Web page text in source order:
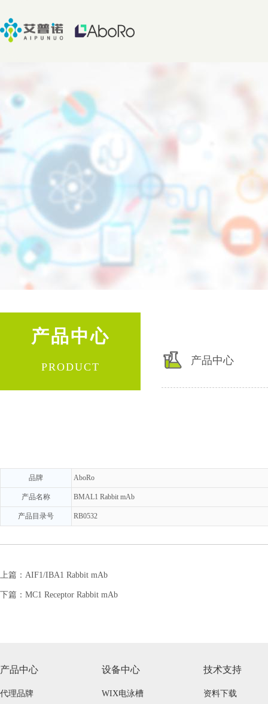
产品中心
PRODUCT
产品中心
品牌 AboRo
产品名称 BMAL1 Rabbit mAb
产品目录号 RB0532
上篇： AIF1/IBA1 Rabbit mAb
下篇： MC1 Receptor Rabbit mAb
产品中心
代理品牌
设备中心
WIX电泳槽
技术支持
资料下载